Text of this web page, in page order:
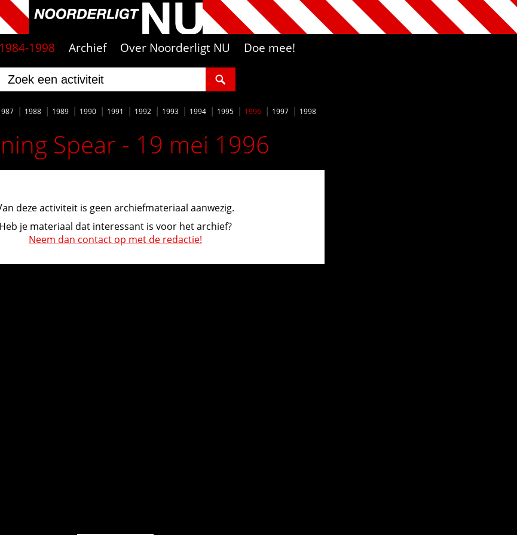
1998 Archief Over Noorderligt NU Doe mee!
1988 1989 1990 1991 1992 1993 1994 1995 1996 1997 1998
Spear - 19 mei 1996
deze activiteit is geen archiefmateriaal aanwezig.
Heb je materiaal dat interessant is voor het archief?
Neem dan contact op met de redactie!